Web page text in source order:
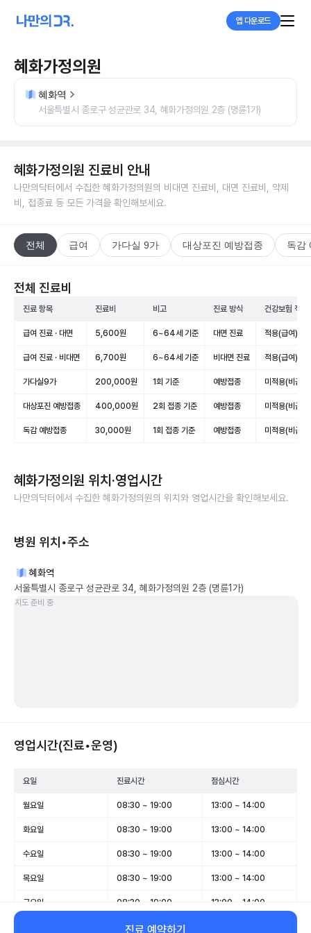
앱 다운로드
혜화가정의원
혜화역
서울특별시 종로구 성균관로 34, 혜화가정의원 2층 (명륜1가)
혜화가정의원 진료비 안내
나만의닥터에서 수집한 혜화가정의원의 비대면 진료비, 대면 진료비, 약제
비, 접종료 등 모든 가격을 확인해보세요.
전체 급여 가다실 9가 대상포진 예방접종 독감
전체 진료비
진료 항목 진료비 비고 진료 방식 건강보험 적용
급여 진료 · 대면 5,600원 6~64세 기준 대면 진료 적용(급여)
급여 진료 · 비대면 6,700원 6~64세 기준 비대면 진료 적용(급여)
가다실9가 200,000원 1회 기준 예방접종 미적용(비급여)
대상포진 예방접종 400,000원 2회 접종 기준 예방접종 미적용(비급여)
독감 예방접종 30,000원 1회 접종 기준 예방접종 미적용(비급여)
혜화가정의원 위치·영업시간
나만의닥터에서 수집한 혜화가정의원의 위치와 영업시간을 확인해보세요.
병원 위치•주소
혜화역
서울특별시 종로구 성균관로 34, 혜화가정의원 2층 (명륜1가)
지도 준비 중
영업시간(진료•운영)
요일 진료시간 점심시간
월요일 08:30 ~ 19:00 13:00 ~ 14:00
화요일 08:30 ~ 19:00 13:00 ~ 14:00
수요일 08:30 ~ 19:00 13:00 ~ 14:00
목요일 08:30 ~ 19:00 13:00 ~ 14:00
금요일 08:30 ~ 19:00 13:00 ~ 14:00
08:30 ~ 14:00
진료 예약하기